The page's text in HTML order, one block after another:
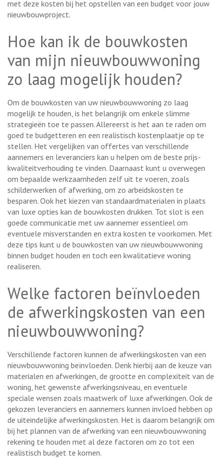
met deze kosten bij het opstellen van een budget voor jouw
nieuwbouwproject.
Hoe kan ik de bouwkosten
van mijn nieuwbouwwoning
zo laag mogelijk houden?
Om de bouwkosten van uw nieuwbouwwoning zo laag
mogelijk te houden, is het belangrijk om enkele slimme
strategieën toe te passen. Allereerst is het aan te raden om
goed te budgetteren en een realistisch kostenplaatje op te
stellen. Het vergelijken van offertes van verschillende
aannemers en leveranciers kan u helpen om de beste prijs-
kwaliteitverhouding te vinden. Daarnaast kunt u overwegen
om bepaalde werkzaamheden zelf uit te voeren, zoals
schilderwerken of afwerking, om zo arbeidskosten te
besparen. Ook het kiezen van standaardmaterialen in plaats
van luxe opties kan de bouwkosten drukken. Tot slot is een
goede communicatie met uw aannemer essentieel om
eventuele misverstanden en extra kosten te voorkomen. Met
deze tips kunt u de bouwkosten van uw nieuwbouwwoning
binnen budget houden en toch een kwalitatieve woning
realiseren.
Welke factoren beïnvloeden
de afwerkingskosten van een
nieuwbouwwoning?
Verschillende factoren kunnen de afwerkingskosten van een
nieuwbouwwoning beïnvloeden. Denk hierbij aan de keuze van
materialen en afwerkingen, de grootte en complexiteit van de
woning, het gewenste afwerkingsniveau, en eventuele
speciale wensen zoals maatwerk of luxe afwerkingen. Ook de
gekozen leveranciers en aannemers kunnen invloed hebben op
de uiteindelijke afwerkingskosten. Het is daarom belangrijk om
bij het plannen van de afwerking van een nieuwbouwwoning
rekening te houden met al deze factoren om zo tot een
realistisch budget te komen.